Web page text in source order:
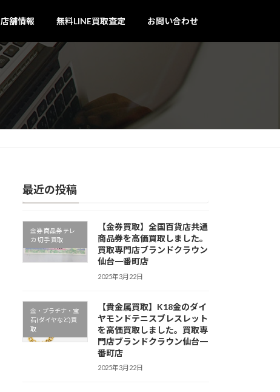
店舗情報 無料LINE買取査定 お問い合わせ
最近の投稿
金券 商品券 テレ
カ 切手 買取
【金券買取】全国百貨店共通
商品券を高価買取しました。
買取専門店ブランドクラウン
仙台一番町店
2025年3月22日
金・プラチナ・宝
石(ダイヤなど)買
取
【貴金属買取】K18金のダイ
ヤモンドテニスブレスレット
を高価買取しました。買取専
門店ブランドクラウン仙台一
番町店
2025年3月22日